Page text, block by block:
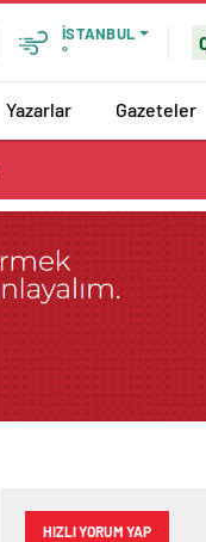
İSTANBUL
°
Yazarlar Gazeteler
HIZLI YORUM YAP